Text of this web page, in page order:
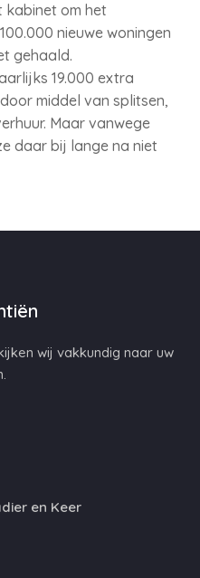
om het
nieuwe woningen
gehaald.
19.000 extra
middel van splitsen,
Maar vanwege
daar bij lange na niet
wij vakkundig naar uw
en Keer